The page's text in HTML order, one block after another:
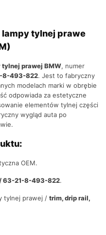
tylnej prawe
prawej BMW, numer
8-493-822. Jest to fabryczny
modelach marki w obrębie
odpowiada za estetyczne
elementów tylnej części
wygląd auta po
OEM.
63-21-8-493-822.
tylnej prawej / trim, drip rail,